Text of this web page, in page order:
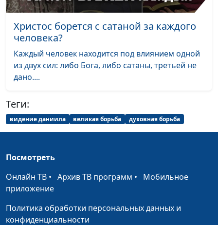
Христос борется с сатаной за каждого
человека?
Каждый человек находится под влиянием одной
из двух сил: либо Бога, либо сатаны, третьей не
дано....
Теги:
видение даниила великая борьба духовная борьба
Посмотреть
Онлайн ТВ • Архив ТВ программ • Мобильное
приложение
Политика обработки персональных данных и
конфиденциальности